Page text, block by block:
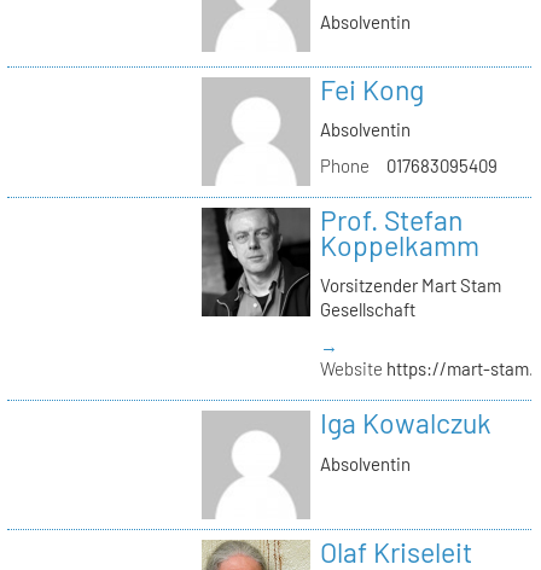
Absolventin
Fei Kong
Absolventin
Phone
017683095409
Prof. Stefan
Koppelkamm
Vorsitzender Mart Stam
Gesellschaft
→
Website https://mart-
Iga Kowalczuk
Absolventin
Olaf Kriseleit